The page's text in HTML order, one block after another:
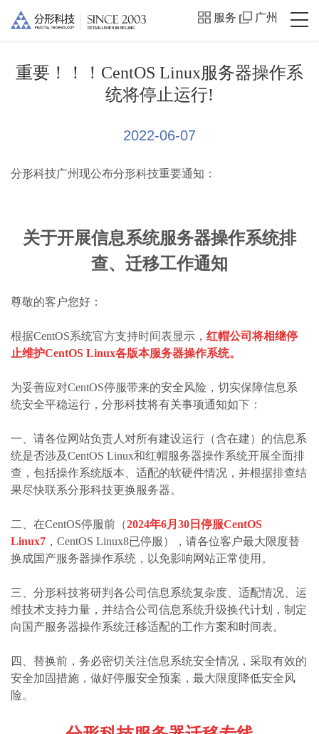
服务 广州
重要！！！CentOS Linux服务器操作系
统将停止运行!
2022-06-07
分形科技广州现公布分形科技重要通知：
关于开展信息系统服务器操作系统排
查、迁移工作通知
尊敬的客户您好：
根据CentOS系统官方支持时间表显示， 红帽公司将相继停
止维护CentOS Linux各版本服务器操作系统。
为妥善应对CentOS停服带来的安全风险，切实保障信息系
统安全平稳运行，分形科技将有关事项通知如下：
一、请各位网站负责人对所有建设运行（含在建）的信息系
统是否涉及CentOS Linux和红帽服务器操作系统开展全面排
查，包括操作系统版本、适配的软硬件情况，并根据排查结
果尽快联系分形科技更换服务器。
二、在CentOS停服前（2024年6月30日停服CentOS
Linux7，CentOS Linux8已停服），请各位客户最大限度替
换成国产服务器操作系统，以免影响网站正常使用。
三、分形科技将研判各公司信息系统复杂度、适配情况、运
维技术支持力量，并结合公司信息系统升级换代计划，制定
向国产服务器操作系统迁移适配的工作方案和时间表。
四、替换前，务必密切关注信息系统安全情况，采取有效的
安全加固措施，做好停服安全预案，最大限度降低安全风
险。